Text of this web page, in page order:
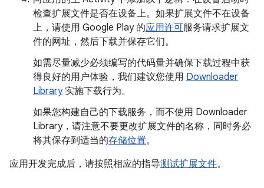
检查扩展文件是否在设备上。如果扩展文件不在设备
上，请使用 Google Play 的应用许可服务请求扩展文
件的网址，然后下载并保存它们。
如需尽量减少必须编写的代码量并确保下载过程中获
得良好的用户体验，我们建议您使用 Downloader
Library实施下载行为。
如果您构建自己的下载服务，而不使用 Downloader
Library，请注意不要更改扩展文件的名称，同时务必
将其保存到适当的存储位置。
应用开发完成后，请按照相应的指导测试扩展文件。